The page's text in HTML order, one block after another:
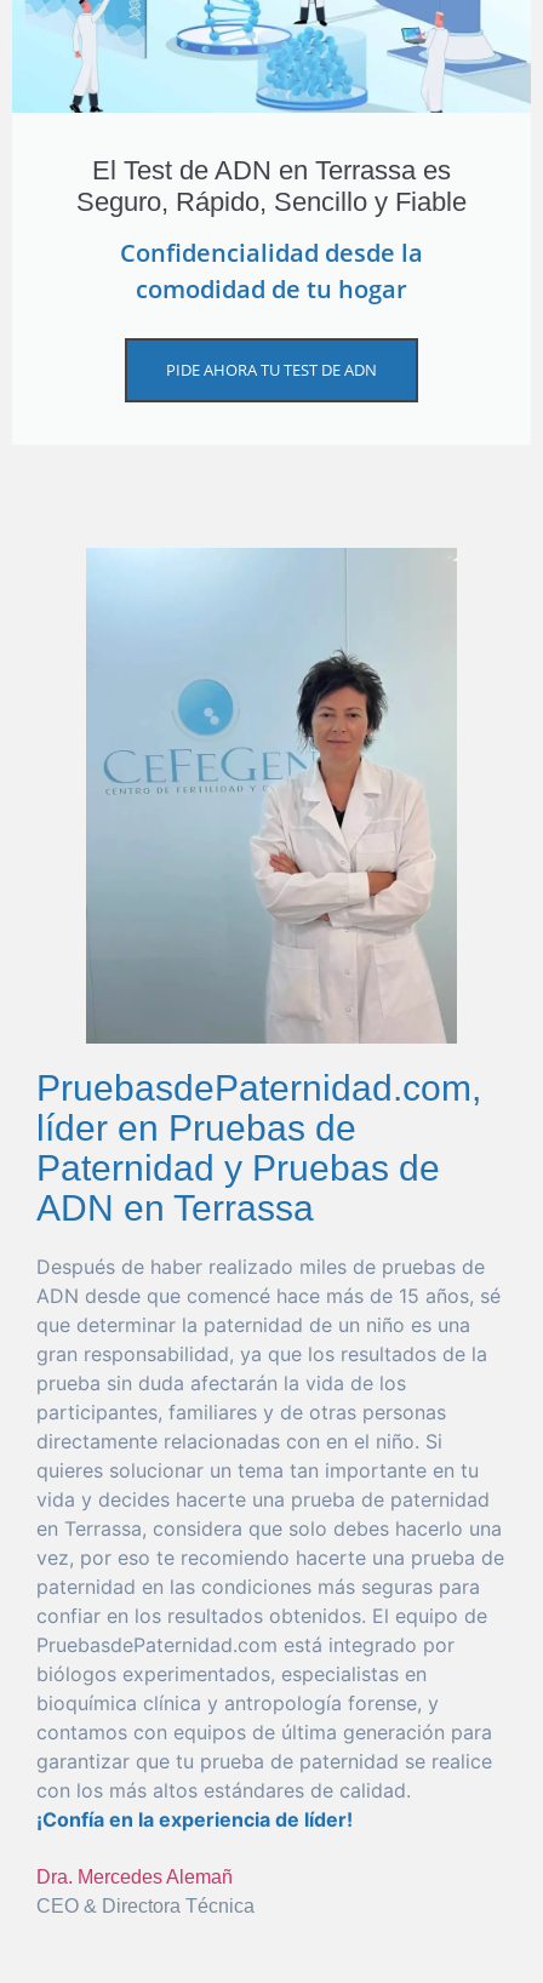
El Test de ADN en Terrassa es
Seguro, Rápido, Sencillo y Fiable
Confidencialidad desde la
comodidad de tu hogar
PIDE AHORA TU TEST DE ADN
PruebasdePaternidad.com,
líder en Pruebas de
Paternidad y Pruebas de
ADN en Terrassa
Después de haber realizado miles de pruebas de
ADN desde que comencé hace más de 15 años, sé
que determinar la paternidad de un niño es una
gran responsabilidad, ya que los resultados de la
prueba sin duda afectarán la vida de los
participantes, familiares y de otras personas
directamente relacionadas con en el niño. Si
quieres solucionar un tema tan importante en tu
vida y decides hacerte una prueba de paternidad
en Terrassa, considera que solo debes hacerlo una
vez, por eso te recomiendo hacerte una prueba de
paternidad en las condiciones más seguras para
confiar en los resultados obtenidos. El equipo de
PruebasdePaternidad.com está integrado por
biólogos experimentados, especialistas en
bioquímica clínica y antropología forense, y
contamos con equipos de última generación para
garantizar que tu prueba de paternidad se realice
con los más altos estándares de calidad.
¡Confía en la experiencia de líder!
Dra. Mercedes Alemañ
CEO & Directora Técnica